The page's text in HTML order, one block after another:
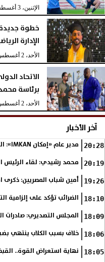
الإثنين، 3 أغسطس 2026
خطوة
الإدارة
الأحد، 2 أغسطس 2026
الاتحاد
برئاسة
الأحد، 2 أغسطس 2026
آخر الأخبار
20:28 مدير عام «إمكان IMKAN»: الكوادر الوطنية المؤهلة هي الثروة الحقيقية لمستقبل التنمية في مصر
20:19 محمد رشيدي: لقاء الرئيس
19:26 أمين شباب المصريين: ذكرى
18:10 الضرائب تؤكد على إلزامية
18:09 المجلس التصديري: صادرات الصناعات
18:06 خلاف بسبب الكلاب ينتهي
18:05 نهاية استعراض القوة..